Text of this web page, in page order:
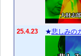
25.4.23 ★悲しみの